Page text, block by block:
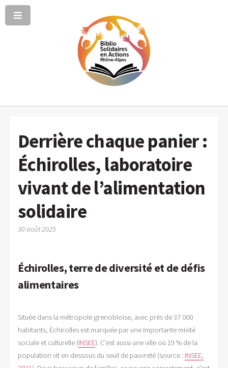
Derrière chaque panier :
Échirolles, laboratoire
vivant de l’alimentation
solidaire
30 août 2025
Échirolles, terre de diversité et de défis
alimentaires
Située dans la métropole grenobloise, avec près de 37 000
habitants, Échirolles est marquée par une importante mixité
sociale et culturelle (INSEE). C’est aussi une ville où 19 % de la
population vit en dessous du seuil de pauvreté (source : INSEE,